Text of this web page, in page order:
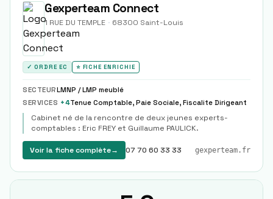
Gexperteam Connect
1 RUE DU TEMPLE · 68300 Saint-Louis
✓ ORDRE EC ⭐ FICHE ENRICHIE
SECTEURLMNP / LMP meublé
SERVICES +4Tenue Comptable, Paie Sociale, Fiscalite Dirigeant
Cabinet né de la rencontre de deux jeunes experts-
comptables : Eric FREY et Guillaume PAULICK.
Voir la fiche complète→ 07 70 60 33 33 gexperteam.fr